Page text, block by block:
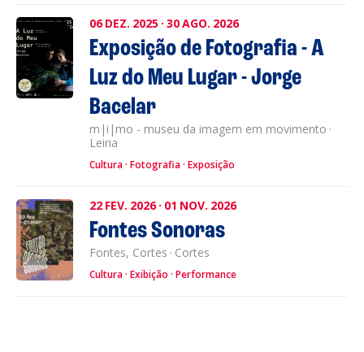
06 DEZ. 2025 · 30AGO. 2026
Exposição de Fotografia - A
Luz do Meu Lugar - Jorge
Bacelar
m|i|mo - museu da imagem em movimento ·
Leiria
Cultura Fotografia Exposição
22 FEV. 2026 · 01 NOV. 2026
Fontes Sonoras
Fontes, Cortes · Cortes
Cultura Exibição Performance